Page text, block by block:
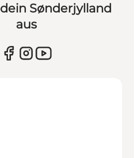
Sønderjylland
aus